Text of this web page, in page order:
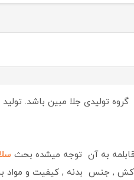
تولیدی جلا مبین باشد.
به آن توجه میشده بحث
, جنس بدنه , کیفیت و مواد